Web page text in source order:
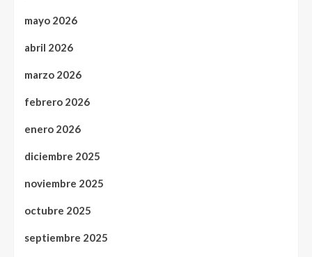
mayo 2026
abril 2026
marzo 2026
febrero 2026
enero 2026
diciembre 2025
noviembre 2025
octubre 2025
septiembre 2025